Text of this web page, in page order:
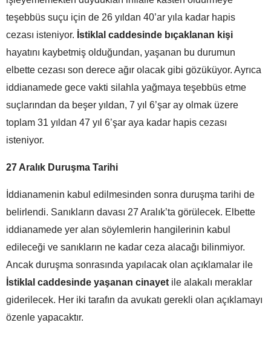
teşebbüs suçu için de 26 yıldan 40’ar yıla kadar hapis
cezası isteniyor. İstiklal caddesinde bıçaklanan kişi
hayatını kaybetmiş olduğundan, yaşanan bu durumun
elbette cezası son derece ağır olacak gibi gözüküyor. Ayrıca
iddianamede gece vakti silahla yağmaya teşebbüs etme
suçlarından da beşer yıldan, 7 yıl 6’şar ay olmak üzere
toplam 31 yıldan 47 yıl 6’şar aya kadar hapis cezası
isteniyor.
27 Aralık Duruşma Tarihi
İddianamenin kabul edilmesinden sonra duruşma tarihi de
belirlendi. Sanıkların davası 27 Aralık’ta görülecek. Elbette
iddianamede yer alan söylemlerin hangilerinin kabul
edileceği ve sanıkların ne kadar ceza alacağı bilinmiyor.
Ancak duruşma sonrasında yapılacak olan açıklamalar ile
İstiklal caddesinde yaşanan cinayet ile alakalı meraklar
giderilecek. Her iki tarafın da avukatı gerekli olan açıklamayı
özenle yapacaktır.